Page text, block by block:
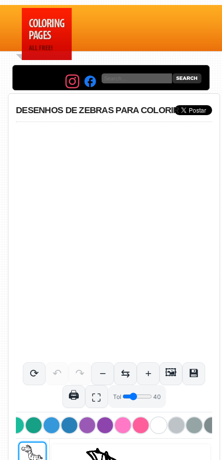
DESENHOS DE ZEBRAS PARA COLORIR